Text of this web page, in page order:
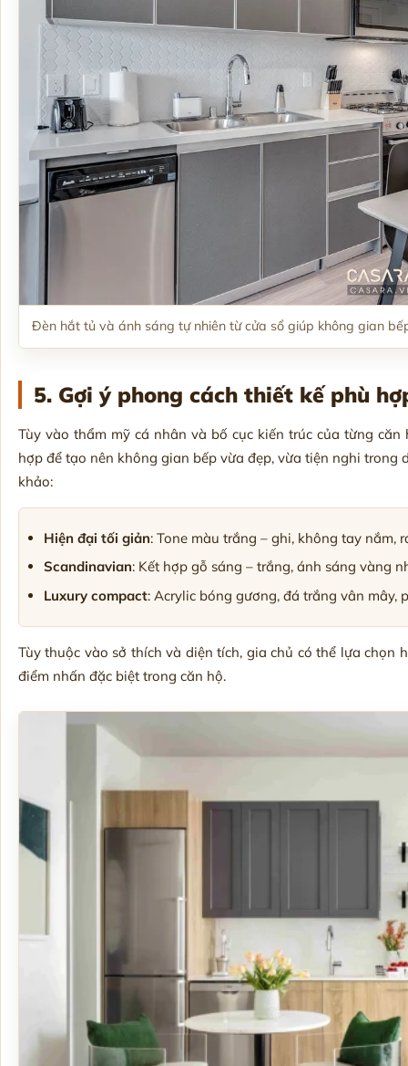
Đèn hắt tủ và ánh sáng tự nhiên từ cửa sổ giúp không gian
5. Gợi ý phong cách thiết kế phù
Tùy vào thẩm mỹ cá nhân và bố cục kiến trúc của từng
hợp để tạo nên không gian bếp vừa đẹp, vừa tiện nghi
khảo:
Hiện đại tối giản: Tone màu trắng – ghi, không tay nắm,
Scandinavian: Kết hợp gỗ sáng – trắng, ánh sáng vàng
Luxury compact: Acrylic bóng gương, đá trắng vân mây,
Tùy thuộc vào sở thích và diện tích, gia chủ có thể lựa
điểm nhấn đặc biệt trong căn hộ.